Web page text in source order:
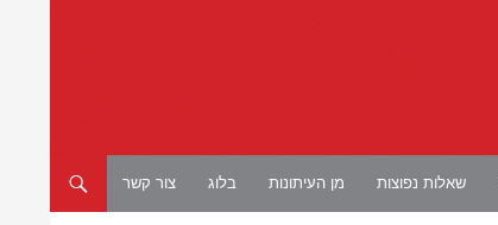
שאלות נפוצות מן העיתונות בלוג צור קשר